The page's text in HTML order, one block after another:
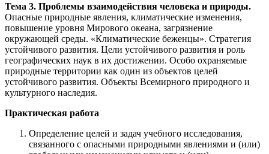
Тема 3. Проблемы взаимодействия человека и природы.
Опасные природные явления, климатические изменения,
повышение уровня Мирового океана, загрязнение
окружающей среды. «Климатические беженцы». Стратегия
устойчивого развития. Цели устойчивого развития и роль
географических наук в их достижении. Особо охраняемые
природные территории как один из объектов целей
устойчивого развития. Объекты Всемирного природного и
культурного наследия.
Практическая работа
Определение целей и задач учебного исследования,
связанного с опасными природными явлениями и (или)